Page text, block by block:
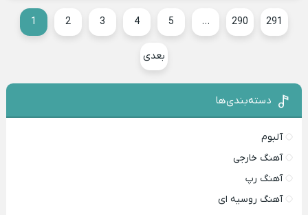
1 2 3 4 5 … 290 291
بعدی
دسته‌بندی‌ها
آلبوم
آهنگ خارجی
آهنگ رپ
آهنگ روسیه ای